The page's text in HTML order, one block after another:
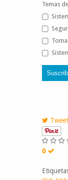
Temas
Tweet
0